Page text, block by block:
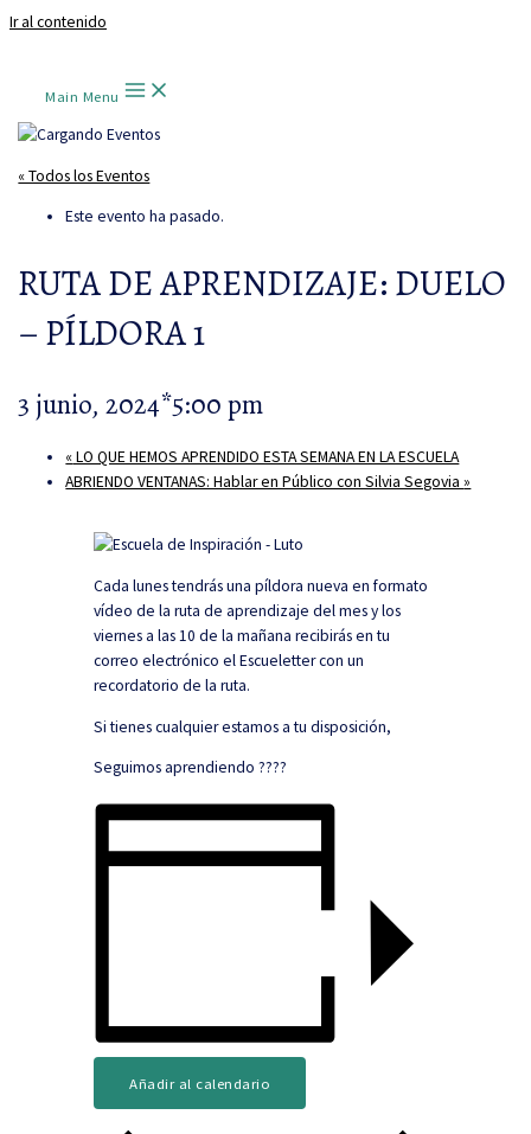
Ir al contenido
Main Menu
« Todos los Eventos
Este evento ha pasado.
RUTA DE APRENDIZAJE: DUELO
– PÍLDORA 1
3 junio, 2024*5:00 pm
«LO QUE HEMOS APRENDIDO ESTA SEMANA EN LA ESCUELA
ABRIENDO VENTANAS: Hablar en Público con Silvia Segovia»
Cada lunes tendrás una píldora nueva en formato
vídeo de la ruta de aprendizaje del mes y los
viernes a las 10 de la mañana recibirás en tu
correo electrónico el Escueletter con un
recordatorio de la ruta.
Si tienes cualquier estamos a tu disposición,
Seguimos aprendiendo ????
Añadir al calendario